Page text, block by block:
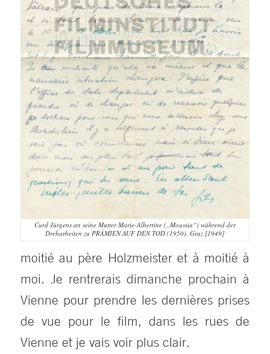
Curd Jürgens an seine Mutter Marie-Albertine („Moussia“) während der
Dreharbeiten zu PRÄMIEN AUF DEN TOD (1950). Graz [1949]
moitié au père Holzmeister et à moitié à
moi. Je rentrerais dimanche prochain à
Vienne pour prendre les dernières prises
de vue pour le film, dans les rues de
Vienne et je vais voir plus clair.